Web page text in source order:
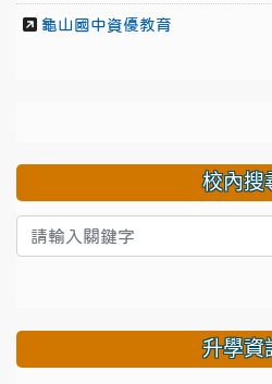
龜山國中資優教育
校內搜
升學資